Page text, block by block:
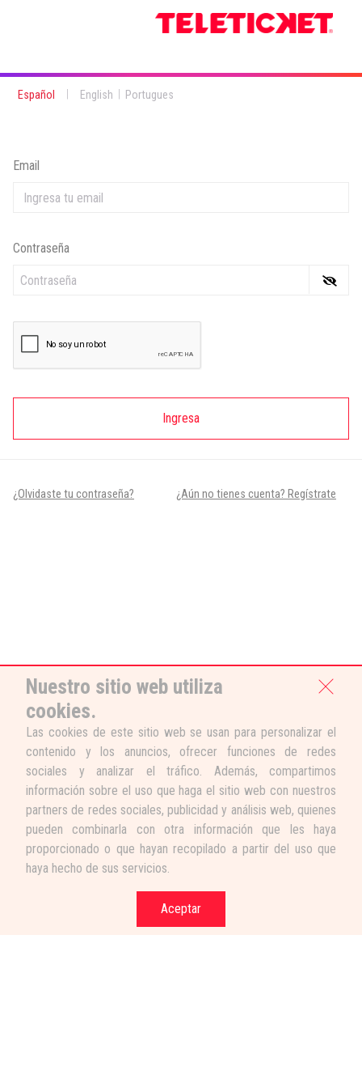
Español English Portugues
Email
Contraseña
Ingresa
¿Olvidaste tu contraseña? ¿Aún no tienes cuenta? Regístrate
Nuestro sitio web utiliza
cookies.
Las cookies de este sitio web se usan para personalizar el
contenido y los anuncios, ofrecer funciones de redes
sociales y analizar el tráfico. Además, compartimos
información sobre el uso que haga el sitio web con nuestros
partners de redes sociales, publicidad y análisis web, quienes
pueden combinarla con otra información que les haya
proporcionado o que hayan recopilado a partir del uso que
haya hecho de sus servicios.
Aceptar